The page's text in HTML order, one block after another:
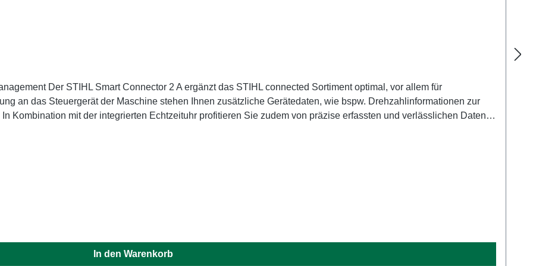
optimal, vor allem für
an das Steuergerät der Maschine stehen Ihnen zusätzliche Gerätedaten, wie bspw. Drehzahlinformationen zur
Kombination mit der integrierten Echtzeituhr profitieren Sie zudem von präzise erfassten und verlässlichen Daten,
des STIHL Smart Connector 2 A erfolgen leicht und schnell an der vorbereiteten Position im Gehäuse des
die unkomplizierte Installation sehr groß. Die Energieversorgung erfolgt zuverlässig durch eine
Geräte-Akku während des Betriebs.
In den Warenkorb